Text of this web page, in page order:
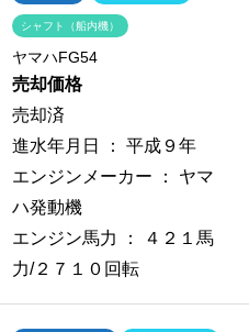
シャフト（船内機）
ヤマハFG54
売却価格
売却済
進水年月日 ： 平成９年
エンジンメーカー ： ヤマ
ハ発動機
エンジン馬力 ：
４２１馬
力/２７１０回転